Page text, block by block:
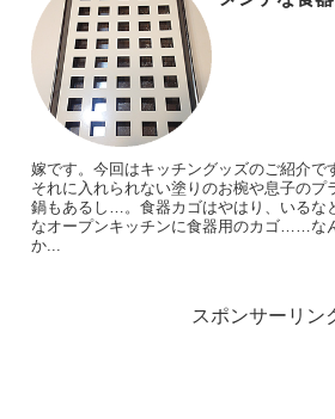
嫁です。今回はキッチングッズのご紹介で
それに入れられない塗りのお椀や息子のプ
鍋もあるし…。食器カゴはやはり、いるな
なオープンキッチンに食器用のカゴ……な
か...
スポンサーリン